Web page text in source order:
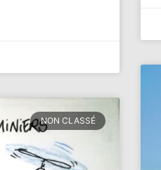
NON CLASSÉ